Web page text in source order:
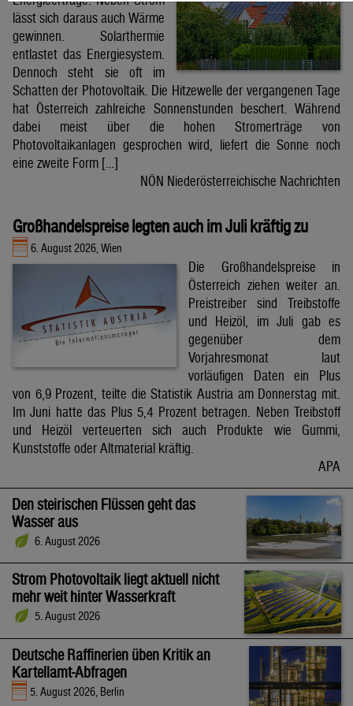
lässt sich daraus auch Wärme
gewinnen. Solarthermie
entlastet das Energiesystem.
Dennoch steht sie oft im
Schatten der Photovoltaik. Die Hitzewelle der vergangenen Tage
hat Österreich zahlreiche Sonnenstunden beschert. Während
dabei meist über die hohen Stromerträge von
Photovoltaikanlagen gesprochen wird, liefert die Sonne noch
eine zweite Form […]
NÖN Niederösterreichische Nachrichten
Großhandelspreise legten auch im Juli kräftig zu
6. August 2026, Wien
Die Großhandelspreise in
Österreich ziehen weiter an.
Preistreiber sind Treibstoffe
und Heizöl, im Juli gab es
gegenüber dem
Vorjahresmonat laut
vorläufigen Daten ein Plus
von 6,9 Prozent, teilte die Statistik Austria am Donnerstag mit.
Im Juni hatte das Plus 5,4 Prozent betragen. Neben Treibstoff
und Heizöl verteuerten sich auch Produkte wie Gummi,
Kunststoffe oder Altmaterial kräftig.
APA
Den steirischen Flüssen geht das
Wasser aus
6. August 2026
Strom Photovoltaik liegt aktuell nicht
mehr weit hinter Wasserkraft
5. August 2026
Deutsche Raffinerien üben Kritik an
Kartellamt-Abfragen
5. August 2026, Berlin